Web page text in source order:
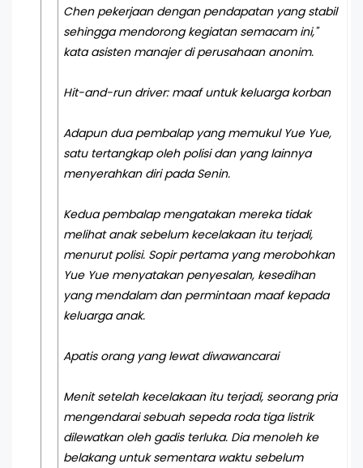
Chen pekerjaan dengan pendapatan yang stabil
sehingga mendorong kegiatan semacam ini,"
kata asisten manajer di perusahaan anonim.
Hit-and-run driver: maaf untuk keluarga korban
Adapun dua pembalap yang memukul Yue Yue,
satu tertangkap oleh polisi dan yang lainnya
menyerahkan diri pada Senin.
Kedua pembalap mengatakan mereka tidak
melihat anak sebelum kecelakaan itu terjadi,
menurut polisi. Sopir pertama yang merobohkan
Yue Yue menyatakan penyesalan, kesedihan
yang mendalam dan permintaan maaf kepada
keluarga anak.
Apatis orang yang lewat diwawancarai
Menit setelah kecelakaan itu terjadi, seorang pria
mengendarai sebuah sepeda roda tiga listrik
dilewatkan oleh gadis terluka. Dia menoleh ke
belakang untuk sementara waktu sebelum